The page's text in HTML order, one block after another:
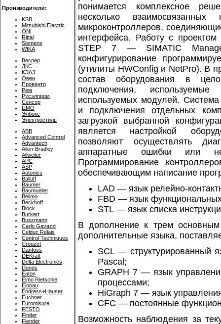
Производители:
KSB
Mitsubishi Electric
ONI
Rittal
Siemens
WIKA
Веспер
ДКС
КЭАЗ
Овен
Провенто
Рем
Русэлпром
Сенсор
ЦМО
Элбокс
Электростиль
ABB
Advanced Control
Advantech
Allen-Bradley
Allweiler
APC
ASP
Autonics
Balluff
Baumer
Baumueller
Belimo
Beckhoff
Block
Burkert
Bussmann
Carlo Gavazzi
Celduc Relais
Control Techniques
Crouzet
Danfoss
DEKraft
Delta Electronics
Dungs
Eaton
Elmo Rietschle
Elobau
Endress+Hauser
Euchner
Euromisure
FESTO
Finder
Flender
понимается комплексное
несколько
микроконтроллеров,
интерфейса. Работу с
STEP 7 — SIMATIC
конфигурирование
(утилиты HWConfig и NetPro). В
состав оборудования в
подключения,
используемых модулей. Система
и подключения отдельных
загрузкой выбранной
является настройкой
позволяют осуществлять
аппаратные ошибки или
Программирование
обеспечивающим написание
LAD — язык релейно-
FBD — язык
STL — язык списка
В дополнение к трем
дополнительные языка,
SCL — структурированный
Pascal;
GRAPH 7 — язык
процессами;
HiGraph 7 — язык
CFC — постоянные
Возможность наблюдения за